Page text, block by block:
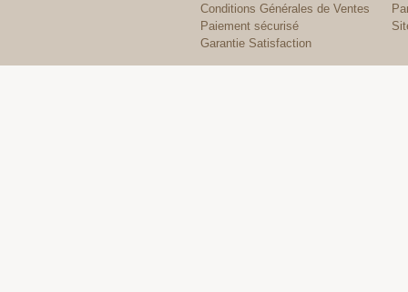
Conditions Générales de Ventes
Paiement sécurisé
Garantie Satisfaction